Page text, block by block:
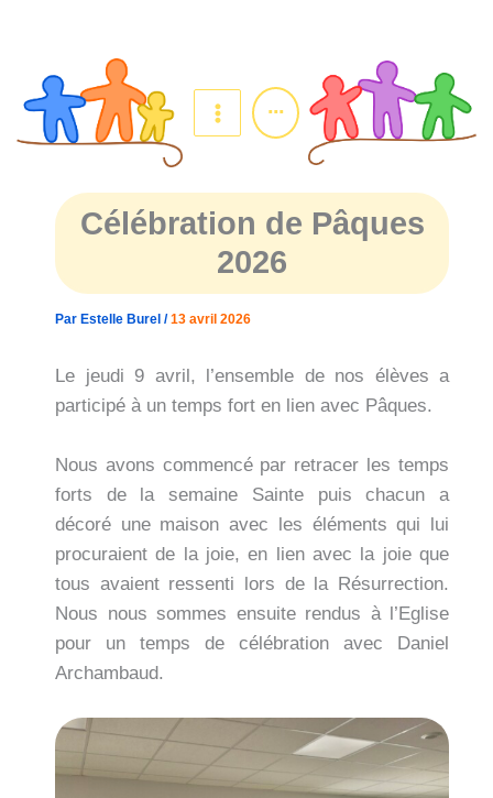
...
Célébration de Pâques
2026
Par Estelle Burel /13 avril 2026
Le jeudi 9 avril, l’ensemble de nos élèves a
participé à un temps fort en lien avec Pâques.
Nous avons commencé par retracer les temps
forts de la semaine Sainte puis chacun a
décoré une maison avec les éléments qui lui
procuraient de la joie, en lien avec la joie que
tous avaient ressenti lors de la Résurrection.
Nous nous sommes ensuite rendus à l’Eglise
pour un temps de célébration avec Daniel
Archambaud.